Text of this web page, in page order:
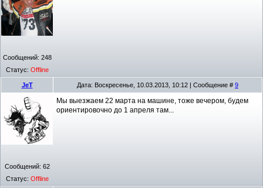
Сообщений: 248
Статус: Offline
JeT Дата: Воскресенье, 10.03.2013, 10:12 | Сообщение # 9
Сообщений: 62
Статус: Offline
Мы выезжаем 22 марта на машине, тоже вечером, будем
ориентировочно до 1 апреля там...